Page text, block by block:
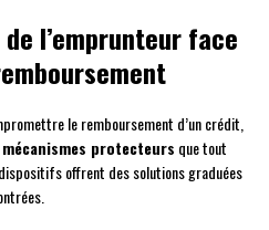
l’emprunteur face
le remboursement d’un crédit,
mécanismes protecteurs que tout
offrent des solutions graduées